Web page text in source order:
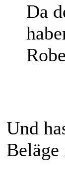
Da
Und